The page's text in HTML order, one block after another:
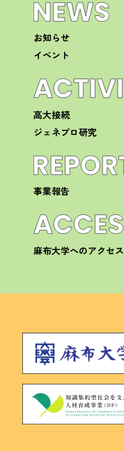
お知らせ
イベント
高大接続
ジェネプロ研究
事業報告
麻布大学へのアクセス